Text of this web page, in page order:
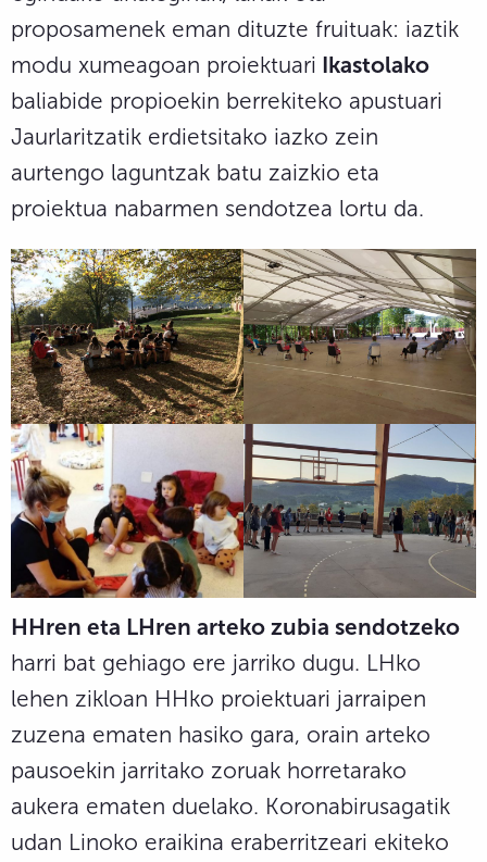
proposamenek eman dituzte fruituak: iaztik
modu xumeagoan proiektuari Ikastolako
baliabide propioekin berrekiteko apustuari
Jaurlaritzatik erdietsitako iazko zein
aurtengo laguntzak batu zaizkio eta
proiektua nabarmen sendotzea lortu da.
HHren eta LHren arteko zubia sendotzeko
harri bat gehiago ere jarriko dugu. LHko
lehen zikloan HHko proiektuari jarraipen
zuzena ematen hasiko gara, orain arteko
pausoekin jarritako zoruak horretarako
aukera ematen duelako. Koronabirusagatik
udan Linoko eraikina eraberritzeari ekiteko